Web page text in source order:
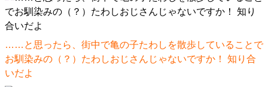
……と思ったら、街中で亀の子たわしを散歩していることで
お馴染みの（？）たわしおじさんじゃないですか！ 知り合
いだよ